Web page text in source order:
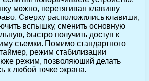
можно, перетягивая клавишу
Сверху расположились клавиши,
вспышку, сменить основную
быстро получить доступ к
съемки. Помимо стандартного
режим стабилизации
режим, позволяющий делать
к любой точке экрана.